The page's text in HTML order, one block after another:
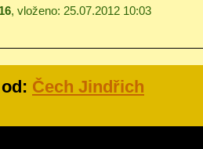
, vloženo: 25.07.2012 10:03
Čech Jindřich